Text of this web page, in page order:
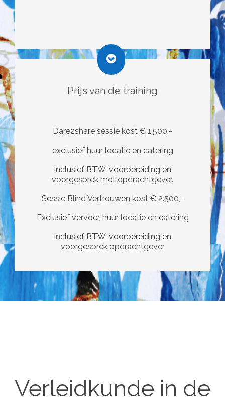
Prijs van de training
Dare2share sessie kost € 1.500,-
exclusief huur locatie en catering
Inclusief BTW, voorbereiding en
voorgesprek met opdrachtgever.
Sessie Blind Vertrouwen kost € 2.500,-
Exclusief vervoer, huur locatie en catering
Inclusief BTW, voorbereiding en
voorgesprek opdrachtgever
Verleidkunde in de